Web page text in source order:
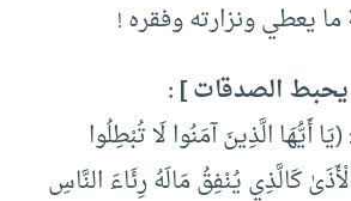
ما يعطي ونزارته وفقره !
يحبط الصدقات ] :
أَيُّهَا الَّذِينَ آمَنُوا لَا تُبْطِلُوا
كَالَّذِي يُنْفِقُ مَالَهُ رِئَاءَ النَّاسِ